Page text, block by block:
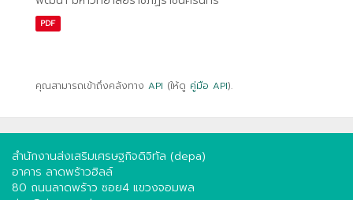
PDF
คุณสามารถเข้าถึงคลังทาง API (ให้ดู คู่มือ API).
สำนักงานส่งเสริมเศรษฐกิจดิจิทัล (depa)
อาคาร ลาดพร้าวฮิลล์
80 ถนนลาดพร้าว ซอย4 แขวงจอมพล